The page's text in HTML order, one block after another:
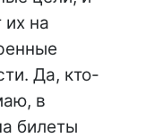
их на
Да, кто-
в
билеты